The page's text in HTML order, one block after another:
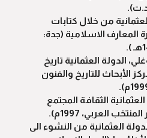
د.ت).
من خلال كتابات
المعارف الاسلامية (جدة:
الدولة العثمانية تاريخ
الأبحاث للتاريخ والفنون
الثقافة المجتمع
العربي، 1997م).
العثمانية من النشوء الى